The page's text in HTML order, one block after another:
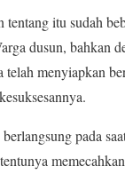
tentang itu sudah
dusun, bahkan
telah menyiapkan
pada